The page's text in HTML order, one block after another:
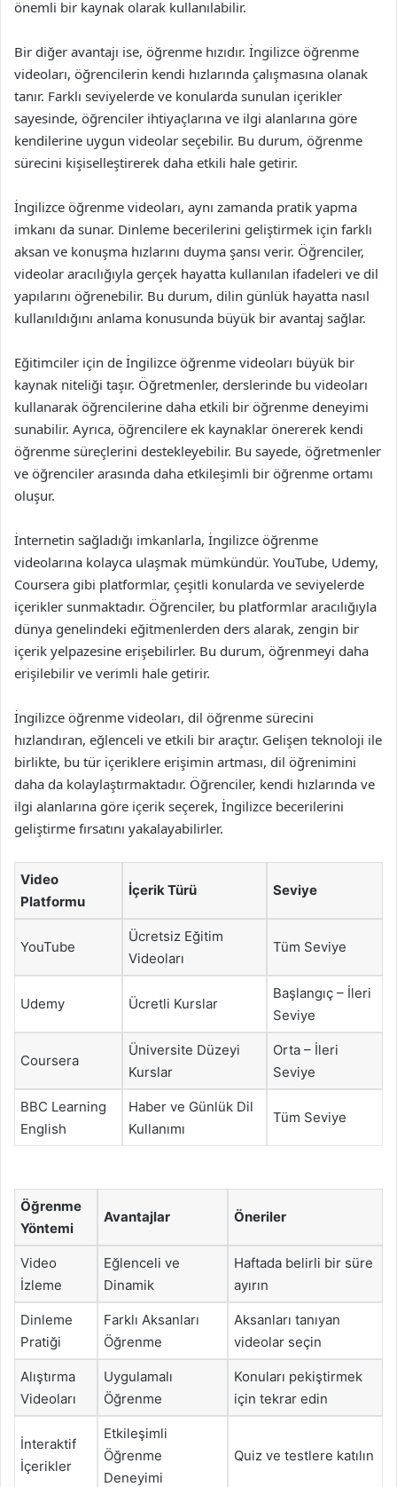
önemli bir kaynak olarak kullanılabilir.
Bir diğer avantajı ise, öğrenme hızıdır. İngilizce öğrenme
videoları, öğrencilerin kendi hızlarında çalışmasına olanak
tanır. Farklı seviyelerde ve konularda sunulan içerikler
sayesinde, öğrenciler ihtiyaçlarına ve ilgi alanlarına göre
kendilerine uygun videolar seçebilir. Bu durum, öğrenme
sürecini kişiselleştirerek daha etkili hale getirir.
İngilizce öğrenme videoları, aynı zamanda pratik yapma
imkanı da sunar. Dinleme becerilerini geliştirmek için farklı
aksan ve konuşma hızlarını duyma şansı verir. Öğrenciler,
videolar aracılığıyla gerçek hayatta kullanılan ifadeleri ve dil
yapılarını öğrenebilir. Bu durum, dilin günlük hayatta nasıl
kullanıldığını anlama konusunda büyük bir avantaj sağlar.
Eğitimciler için de İngilizce öğrenme videoları büyük bir
kaynak niteliği taşır. Öğretmenler, derslerinde bu videoları
kullanarak öğrencilerine daha etkili bir öğrenme deneyimi
sunabilir. Ayrıca, öğrencilere ek kaynaklar önererek kendi
öğrenme süreçlerini destekleyebilir. Bu sayede, öğretmenler
ve öğrenciler arasında daha etkileşimli bir öğrenme ortamı
oluşur.
İnternetin sağladığı imkanlarla, İngilizce öğrenme
videolarına kolayca ulaşmak mümkündür. YouTube, Udemy,
Coursera gibi platformlar, çeşitli konularda ve seviyelerde
içerikler sunmaktadır. Öğrenciler, bu platformlar aracılığıyla
dünya genelindeki eğitmenlerden ders alarak, zengin bir
içerik yelpazesine erişebilirler. Bu durum, öğrenmeyi daha
erişilebilir ve verimli hale getirir.
İngilizce öğrenme videoları, dil öğrenme sürecini
hızlandıran, eğlenceli ve etkili bir araçtır. Gelişen teknoloji ile
birlikte, bu tür içeriklere erişimin artması, dil öğrenimini
daha da kolaylaştırmaktadır. Öğrenciler, kendi hızlarında ve
ilgi alanlarına göre içerik seçerek, İngilizce becerilerini
geliştirme fırsatını yakalayabilirler.
Video
Platformu
İçerik Türü Seviye
YouTube
Ücretsiz Eğitim
Videoları
Tüm Seviye
Udemy Ücretli Kurslar
Başlangıç – İleri
Seviye
Coursera
Üniversite Düzeyi
Kurslar
Orta – İleri
Seviye
BBC Learning
English
Haber ve Günlük Dil
Kullanımı
Tüm Seviye
Öğrenme
Yöntemi
Avantajlar Öneriler
Video
İzleme
Eğlenceli ve
Dinamik
Haftada belirli bir süre
ayırın
Dinleme
Pratiği
Farklı Aksanları
Öğrenme
Aksanları tanıyan
videolar seçin
Alıştırma
Videoları
Uygulamalı
Öğrenme
Konuları pekiştirmek
için tekrar edin
İnteraktif
İçerikler
Etkileşimli
Öğrenme
Deneyimi
Quiz ve testlere katılın